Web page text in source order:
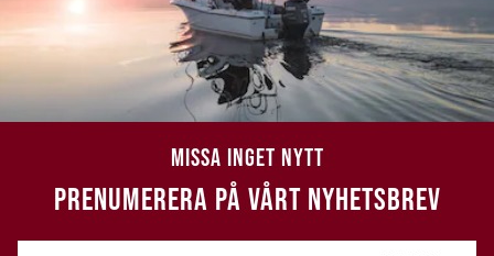
MISSA INGET NYTT
PRENUMERERA PÅ VÅRT NYHETSBREV